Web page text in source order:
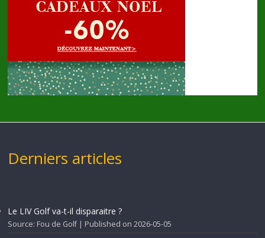
Derniers articles
Le LIV Golf va-t-il disparaitre ?
Source: Fou de Golf Published on 2026-05-05